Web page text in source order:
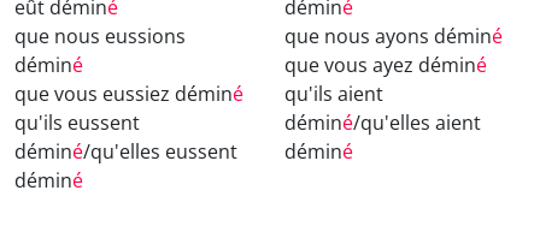
eût déminé
que nous eussions
déminé
que vous eussiez déminé
qu'ils eussent
déminé/qu'elles eussent
déminé
déminé
que nous ayons déminé
que vous ayez déminé
qu'ils aient
déminé/qu'elles aient
déminé